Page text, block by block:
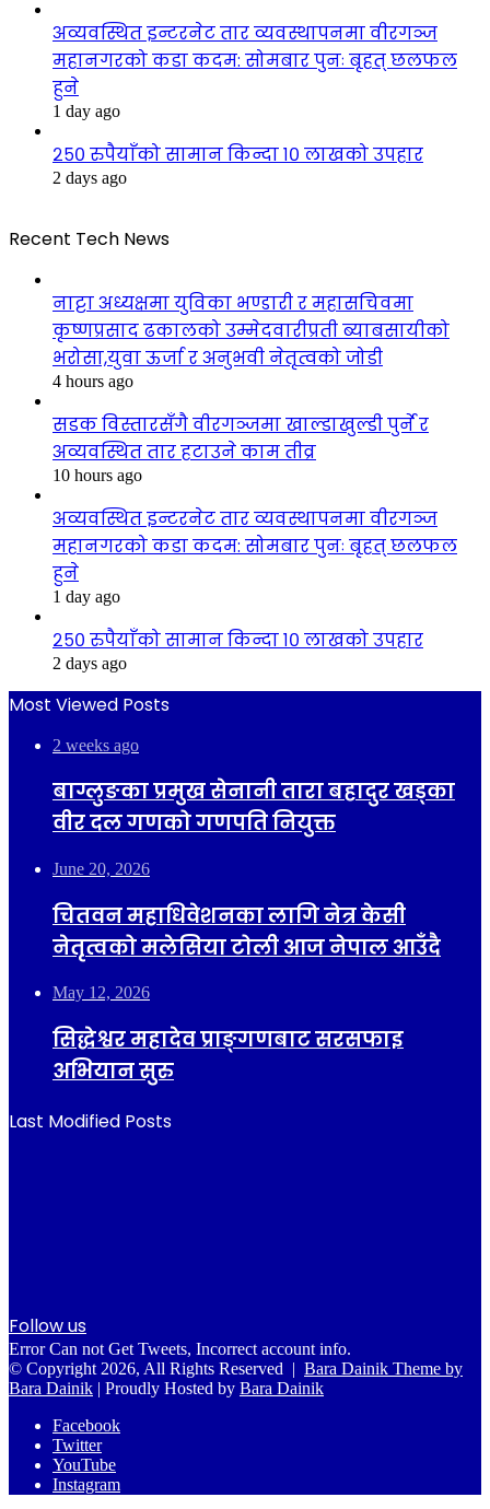
अव्यवस्थित इन्टरनेट तार व्यवस्थापनमा वीरगञ्ज
महानगरको कडा कदम: सोमबार पुनः बृहत् छलफल
हुने
1 day ago
२५० रुपैयाँको सामान किन्दा १० लाखको उपहार
2 days ago
Recent Tech News
नाट्टा अध्यक्षमा युविका भण्डारी र महासचिवमा
कृष्णप्रसाद ढकालको उम्मेदवारीप्रती ब्याबसायीको
भरोसा,युवा ऊर्जा र अनुभवी नेतृत्वको जोडी
4 hours ago
सडक विस्तारसँगै वीरगञ्जमा खाल्डाखुल्डी पुर्ने र
अव्यवस्थित तार हटाउने काम तीव्र
10 hours ago
अव्यवस्थित इन्टरनेट तार व्यवस्थापनमा वीरगञ्ज
महानगरको कडा कदम: सोमबार पुनः बृहत् छलफल
हुने
1 day ago
२५० रुपैयाँको सामान किन्दा १० लाखको उपहार
2 days ago
Most Viewed Posts
2 weeks ago
बाग्लुङका प्रमुख सेनानी तारा बहादुर खड्का
वीर दल गणको गणपति नियुक्त
June 20, 2026
चितवन महाधिवेशनका लागि नेत्र केसी
नेतृत्वको मलेसिया टोली आज नेपाल आउँदै
May 12, 2026
सिद्धेश्वर महादेव प्राङ्गणबाट सरसफाइ
अभियान सुरु
Last Modified Posts
Follow us
Error Can not Get Tweets, Incorrect account info.
© Copyright 2026, All Rights Reserved | Bara Dainik Theme by
Bara Dainik | Proudly Hosted by Bara Dainik
Facebook
Twitter
YouTube
Instagram